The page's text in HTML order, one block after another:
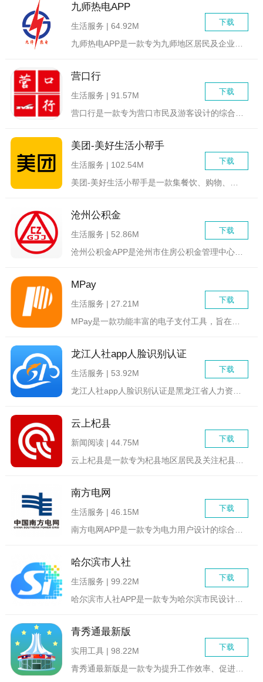
九师热电APP
下载
生活服务 | 64.92M
营口行
下载
生活服务 | 91.57M
美团-美好生活小帮手
下载
生活服务 | 102.54M
沧州公积金
下载
生活服务 | 52.86M
MPay
下载
生活服务 | 27.21M
龙江人社app人脸识别认证
下载
生活服务 | 53.92M
云上杞县
下载
新闻阅读 | 44.75M
南方电网
下载
生活服务 | 46.15M
哈尔滨市人社
下载
生活服务 | 99.22M
青秀通最新版
下载
实用工具 | 98.22M